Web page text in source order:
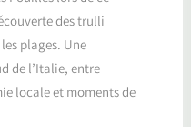
des trulli
plages. Une
de l’Italie, entre
locale et moments de